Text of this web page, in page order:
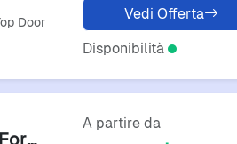
Door
Vedi Offerta
Disponibilità
A partire da